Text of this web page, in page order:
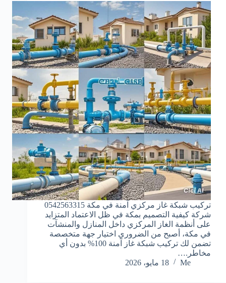
تركيب شبكة غاز مركزي آمنة في مكة 0542563315
شركة كيفية التصميم بمكة في ظل الاعتماد المتزايد
على أنظمة الغاز المركزي داخل المنازل والمنشآت
في مكة، أصبح من الضروري اختيار جهة متخصصة
تضمن لك تركيب شبكة غاز آمنة 100% بدون أي
مخاطر.…
Me
18 مايو، 2026